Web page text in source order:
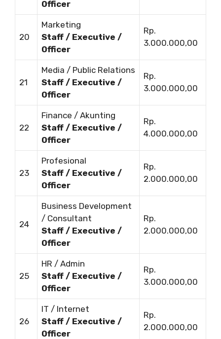
Officer
20
Marketing
Staff / Executive /
Officer
Rp.
3.000.000,00
21
Media / Public Relations
Staff / Executive /
Officer
Rp.
3.000.000,00
22
Finance / Akunting
Staff / Executive /
Officer
Rp.
4.000.000,00
23
Profesional
Staff / Executive /
Officer
Rp.
2.000.000,00
24
Business Development
/ Consultant
Staff / Executive /
Officer
Rp.
2.000.000,00
25
HR / Admin
Staff / Executive /
Officer
Rp.
3.000.000,00
26
IT / Internet
Staff / Executive /
Officer
Rp.
2.000.000,00